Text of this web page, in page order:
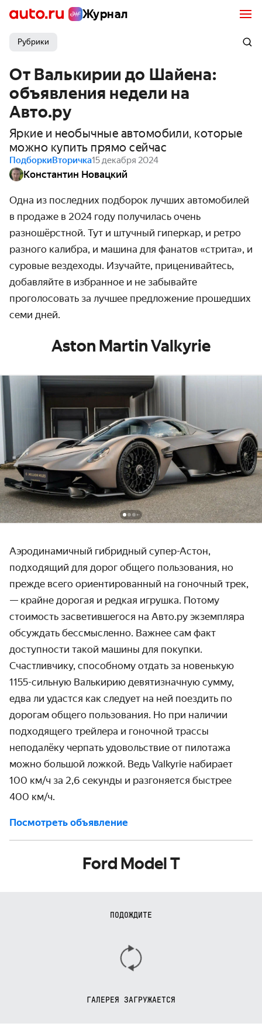
Журнал
Рубрики
От Валькирии до Шайена:
объявления недели на
Авто.ру
Яркие и необычные автомобили, которые
можно купить прямо сейчас
ПодборкиВторичка15 декабря 2024
Константин Новацкий
Одна из последних подборок лучших автомобилей
в продаже в 2024 году получилась очень
разношёрстной. Тут и штучный гиперкар, и ретро
разного калибра, и машина для фанатов «стрита», и
суровые вездеходы. Изучайте, приценивайтесь,
добавляйте в избранное и не забывайте
проголосовать за лучшее предложение прошедших
семи дней.
Aston Martin Valkyrie
Аэродинамичный гибридный супер-Астон,
подходящий для дорог общего пользования, но
прежде всего ориентированный на гоночный трек,
— крайне дорогая и редкая игрушка. Потому
стоимость засветившегося на Авто.ру экземпляра
обсуждать бессмысленно. Важнее сам факт
доступности такой машины для покупки.
Счастливчику, способному отдать за новенькую
1155-сильную Валькирию девятизначную сумму,
едва ли удастся как следует на ней поездить по
дорогам общего пользования. Но при наличии
подходящего трейлера и гоночной трассы
неподалёку черпать удовольствие от пилотажа
можно большой ложкой. Ведь Valkyrie набирает
100 км/ч за 2,6 секунды и разгоняется быстрее
400 км/ч.
Посмотреть объявление
Ford Model T
ПОДОЖДИТЕ
ГАЛЕРЕЯ ЗАГРУЖАЕТСЯ